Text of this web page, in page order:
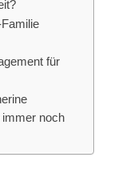
für
immer noch